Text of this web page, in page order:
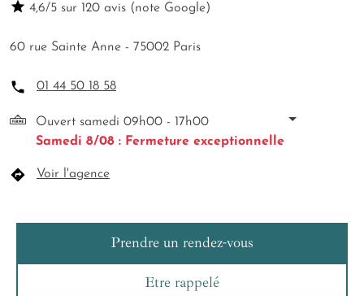
4,6/5 sur 120 avis (note Google)
60 rue Sainte Anne - 75002 Paris
01 44 50 18 58
Ouvert samedi 09h00 - 17h00
Samedi 8/08 : Fermeture exceptionnelle
Voir l'agence
Prendre un rendez-vous
Etre rappelé